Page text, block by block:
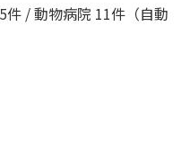
件 / 動物病院 11件（自動